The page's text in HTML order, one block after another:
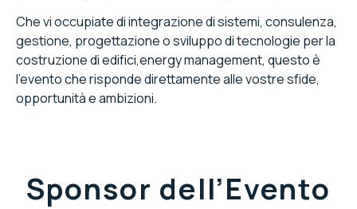
Che vi occupiate di integrazione di sistemi, consulenza,
gestione, progettazione o sviluppo di tecnologie per la
costruzione di edifici,energy management, questo è
l'evento che risponde direttamente alle vostre sfide,
opportunità e ambizioni.
Sponsor dell’Evento